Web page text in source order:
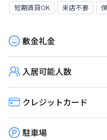
短期賃貸OK
来店不要
敷金礼金
入居可能人数
クレジットカード
駐車場